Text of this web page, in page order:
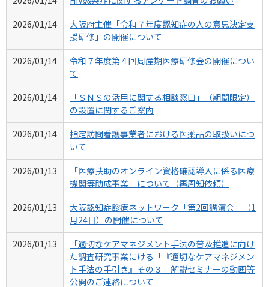
2026/01/14
大阪府主催「令和７年度認知症の人の意思決定支
援研修」の開催について
2026/01/14
令和７年度第４回周産期医療研修会の開催につい
て
2026/01/14
「ＳＮＳの活用に関する相談窓口」（期間限定）
の設置に関するご案内
2026/01/14
指定訪問看護事業者における医薬品の取扱いにつ
いて
2026/01/13
「医療扶助のオンライン資格確認導入に係る医療
機関等助成事業」について（再周知依頼）
2026/01/13
大阪認知症診療ネットワーク「第2回講演会」（1
月24日）の開催について
2026/01/13
「適切なケアマネジメント手法の普及推進に向け
た調査研究事業にける「『適切なケアマネジメン
ト手法の手引き』その３」解説セミナーの動画等
公開のご連絡について